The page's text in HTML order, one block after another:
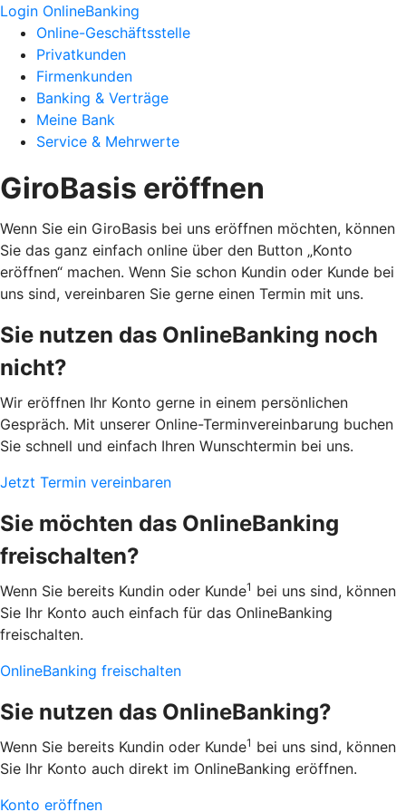
Login OnlineBanking
Online-Geschäftsstelle
Privatkunden
Firmenkunden
Banking & Verträge
Meine Bank
Service & Mehrwerte
GiroBasis eröffnen
Wenn Sie ein GiroBasis bei uns eröffnen möchten, können
Sie das ganz einfach online über den Button „Konto
eröffnen“ machen. Wenn Sie schon Kundin oder Kunde bei
uns sind, vereinbaren Sie gerne einen Termin mit uns.
Sie nutzen das OnlineBanking noch
nicht?
Wir eröffnen Ihr Konto gerne in einem persönlichen
Gespräch. Mit unserer Online-Terminvereinbarung buchen
Sie schnell und einfach Ihren Wunschtermin bei uns.
Jetzt Termin vereinbaren
Sie möchten das OnlineBanking
freischalten?
Wenn Sie bereits Kundin oder Kunde1 bei uns sind, können
Sie Ihr Konto auch einfach für das OnlineBanking
freischalten.
OnlineBanking freischalten
Sie nutzen das OnlineBanking?
Wenn Sie bereits Kundin oder Kunde1 bei uns sind, können
Sie Ihr Konto auch direkt im OnlineBanking eröffnen.
Konto eröffnen